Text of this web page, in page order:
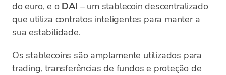
do euro, e o DAI – um stablecoin descentralizado
que utiliza contratos inteligentes para manter a
sua estabilidade.
Os stablecoins são amplamente utilizados para
trading, transferências de fundos e proteção de